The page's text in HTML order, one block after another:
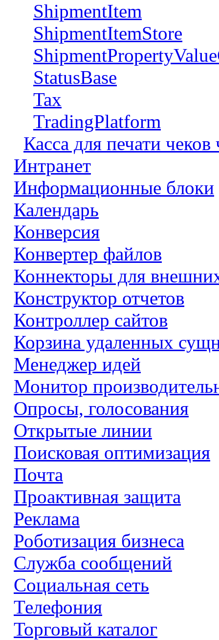
ShipmentItem
ShipmentItemStore
StatusBase
Tax
TradingPlatform
Касса для печати
Интранет
Информационные блоки
Календарь
Конверсия
Конвертер файлов
Коннекторы для
Конструктор отчетов
Контроллер сайтов
Корзина удаленных
Менеджер идей
Монитор
Опросы, голосования
Открытые линии
Поисковая оптимизация
Почта
Проактивная защита
Реклама
Роботизация бизнеса
Служба сообщений
Социальная сеть
Телефония
Торговый каталог